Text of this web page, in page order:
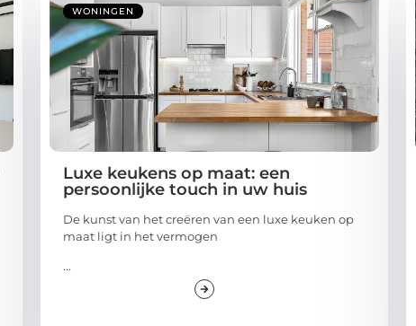
WONINGEN
Luxe keukens op maat: een
persoonlijke touch in uw huis
De kunst van het creëren van een luxe keuken op
maat ligt in het vermogen
...